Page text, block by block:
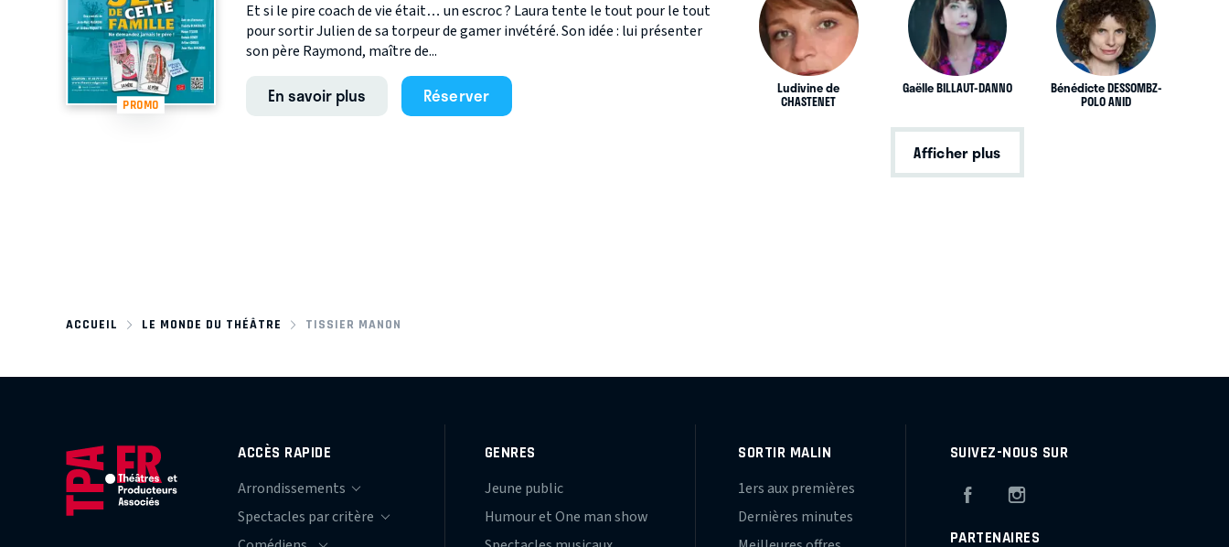
PROMO
Et si le pire coach de vie était… un escroc ? Laura tente le tout pour le tout
pour sortir Julien de sa torpeur de gamer invétéré. Son idée : lui présenter
son père Raymond, maître de...
En savoir plus Réserver Ludivine de
CHASTENET
Gaëlle BILLAUT-DANNO Bénédicte DESSOMBZ-
POLO ANID
Afficher plus
ACCUEIL LE MONDE DU THÉÂTRE TISSIER MANON
ACCÈS RAPIDE GENRES
Jeune public
Humour et One man show
SORTIR MALIN
1ers aux premières
Dernières minutes
SUIVEZ-NOUS SUR
Facebook
PARTENAIRES